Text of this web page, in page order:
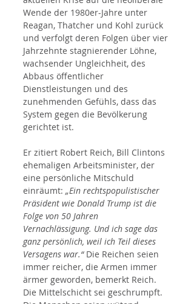
Wende der 1980er-Jahre unter
Reagan, Thatcher und Kohl zurück
und verfolgt deren Folgen über vier
Jahrzehnte stagnierender Löhne,
wachsender Ungleichheit, des
Abbaus öffentlicher
Dienstleistungen und des
zunehmenden Gefühls, dass das
System gegen die Bevölkerung
gerichtet ist.
Er zitiert Robert Reich, Bill Clintons
ehemaligen Arbeitsminister, der
eine persönliche Mitschuld
einräumt: „Ein rechtspopulistischer
Präsident wie Donald Trump ist die
Folge von 50 Jahren
Vernachlässigung. Und ich sage das
ganz persönlich, weil ich Teil dieses
Versagens war.“ Die Reichen seien
immer reicher, die Armen immer
ärmer geworden, bemerkt Reich.
Die Mittelschicht sei geschrumpft.